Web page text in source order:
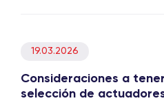
19.03.2026
Consideraciones a
selección de